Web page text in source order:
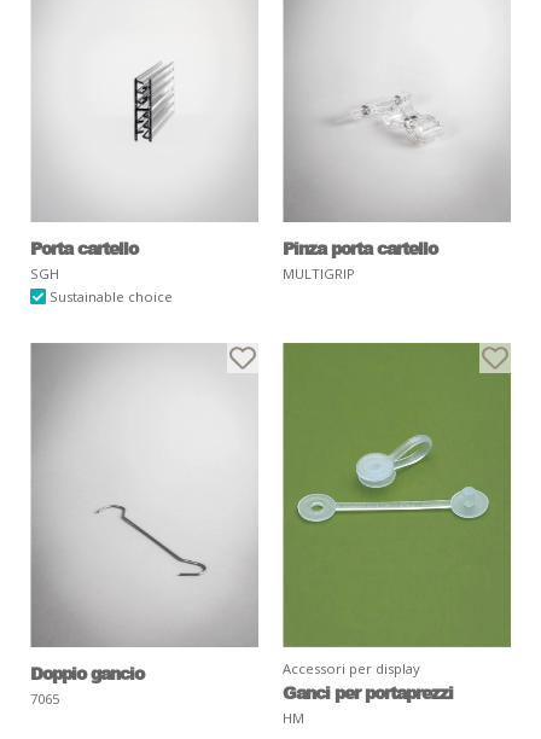
Porta cartello
SGH
Sustainable choice
Pinza porta cartello
MULTIGRIP
Doppio gancio
7065
Accessori per display
Ganci per portaprezzi
HM